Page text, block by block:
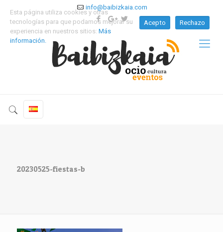
info@baibizkaia.com
20230525-fiestas-b
Esta página utiliza cookies y otras
tecnologías para que podamos mejorar su
experiencia en nuestros sitios: Más
información.
Acepto Rechazo